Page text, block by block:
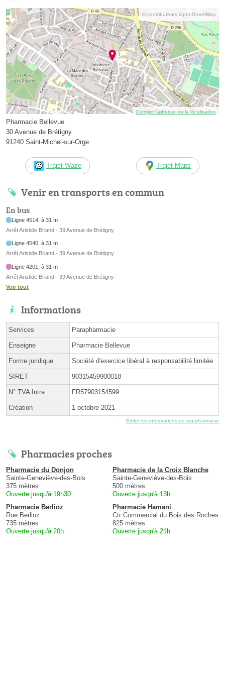
© contributeurs OpenStreetMap
Corriger l’adresse ou la localisation
Pharmacie Bellevue
30 Avenue de Brétigny
91240 Saint-Michel-sur-Orge
Trajet Waze Trajet Maps
Venir en transports en commun
En bus
Ligne 4514, à 31 m
Arrêt Aristide Briand - 39 Avenue de Brétigny
Ligne 4540, à 31 m
Arrêt Aristide Briand - 39 Avenue de Brétigny
Ligne 4201, à 31 m
Arrêt Aristide Briand - 39 Avenue de Brétigny
Voir tout
Informations
Services Parapharmacie
Enseigne Pharmacie Bellevue
Forme juridique Société d'exercice libéral à responsabilité limitée
SIRET 90315459900018
N° TVA Intra. FR57903154599
Création 1 octobre 2021
Éditer les informations de ma pharmacie
Pharmacies proches
Pharmacie du Donjon
Sainte-Geneviève-des-Bois
375 mètres
Ouverte jusqu'à 19h30
Pharmacie de la Croix Blanche
Sainte-Geneviève-des-Bois
500 mètres
Ouverte jusqu'à 13h
Pharmacie Berlioz
Rue Berlioz
735 mètres
Ouverte jusqu'à 20h
Pharmacie Hamani
Ctr Commercial du Bois des Roches
825 mètres
Ouverte jusqu'à 21h